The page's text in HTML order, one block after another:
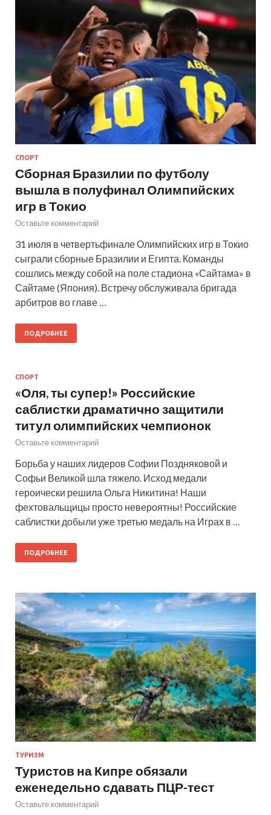
СПОРТ
Сборная Бразилии по футболу
вышла в полуфинал Олимпийских
игр в Токио
Оставьте комментарий
31 июля в четвертьфинале Олимпийских игр в Токио
сыграли сборные Бразилии и Египта. Команды
сошлись между собой на поле стадиона «Сайтама» в
Сайтаме (Япония). Встречу обслуживала бригада
арбитров во главе …
ПОДРОБНЕЕ
СПОРТ
«Оля, ты супер!» Российские
саблистки драматично защитили
титул олимпийских чемпионок
Оставьте комментарий
Борьба у наших лидеров Софии Поздняковой и
Софьи Великой шла тяжело. Исход медали
героически решила Ольга Никитина! Наши
фехтовальщицы просто невероятны! Российские
саблистки добыли уже третью медаль на Играх в …
ПОДРОБНЕЕ
ТУРИЗМ
Туристов на Кипре обязали
еженедельно сдавать ПЦР-тест
Оставьте комментарий